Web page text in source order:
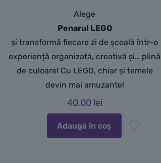
Alege
Penarul LEGO
și transformă fiecare zi de școală într-o
experiență organizată, creativă și… plină
de culoare! Cu LEGO, chiar și temele
devin mai amuzante!
40,00 lei
Adaugă în coș